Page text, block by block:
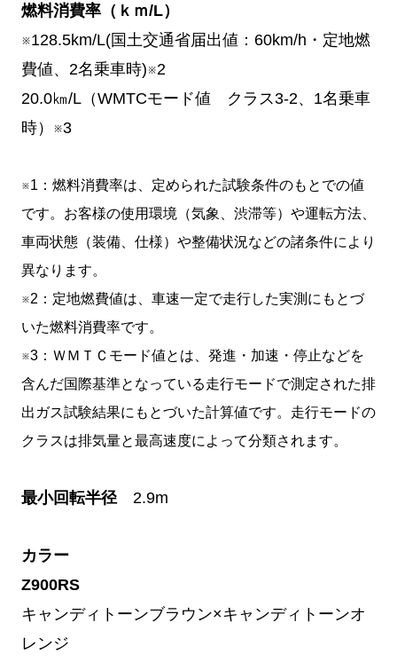
燃料消費率（ｋｍ/L）
※128.5km/L(国土交通省届出値：60km/h・定地燃
費値、2名乗車時)※2
20.0㎞/L（WMTCモード値 クラス3-2、1名乗車
時）※3
※1：燃料消費率は、定められた試験条件のもとでの値
です。お客様の使用環境（気象、渋滞等）や運転方法、
車両状態（装備、仕様）や整備状況などの諸条件により
異なります。
※2：定地燃費値は、車速一定で走行した実測にもとづ
いた燃料消費率です。
※3：ＷＭＴＣモード値とは、発進・加速・停止などを
含んだ国際基準となっている走行モードで測定された排
出ガス試験結果にもとづいた計算値です。走行モードの
クラスは排気量と最高速度によって分類されます。
最小回転半径 2.9m
カラー
Z900RS
キャンディトーンブラウン×キャンディトーンオ
レンジ